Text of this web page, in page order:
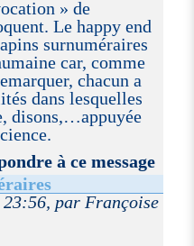
» de
Le happy end
surnuméraires
car, comme
chacun a
dans lesquelles
disons,…appuyée
à ce message
23:56, par Françoise